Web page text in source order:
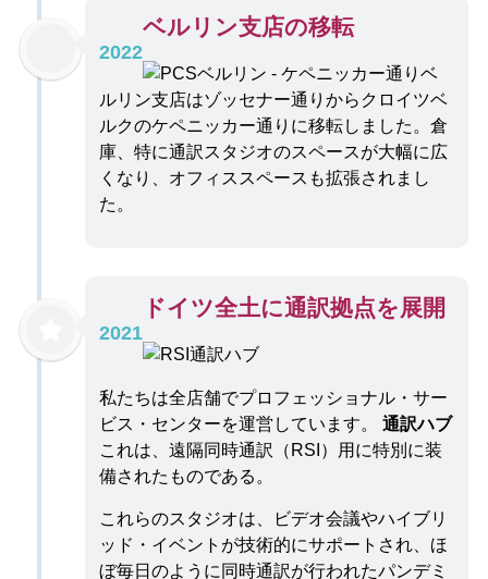
2022
ベルリン支店の移転
ベ
ルリン支店はゾッセナー通りからクロイツベ
ルクのケペニッカー通りに移転しました。倉
庫、特に通訳スタジオのスペースが大幅に広
くなり、オフィススペースも拡張されまし
た。
2021
ドイツ全土に通訳拠点を展開
私たちは全店舗でプロフェッショナル・サー
ビス・センターを運営しています。 通訳ハブ
これは、遠隔同時通訳（RSI）用に特別に装
備されたものである。
これらのスタジオは、ビデオ会議やハイブリ
ッド・イベントが技術的にサポートされ、ほ
ぼ毎日のように同時通訳が行われたパンデミ